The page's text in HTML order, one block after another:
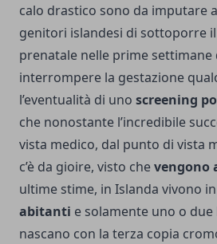
calo drastico sono da imputare
genitori islandesi di sottoporre
prenatale nelle prime settimane
interrompere la gestazione
l’eventualità di uno screening
che nonostante l’incredibile
vista medico, dal punto di vista
c’è da gioire, visto chevengono
ultime stime, in Islanda vivono
abitanti e solamente uno o due
nascano con la terza copia